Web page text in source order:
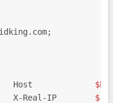
Host
X-Real-IP